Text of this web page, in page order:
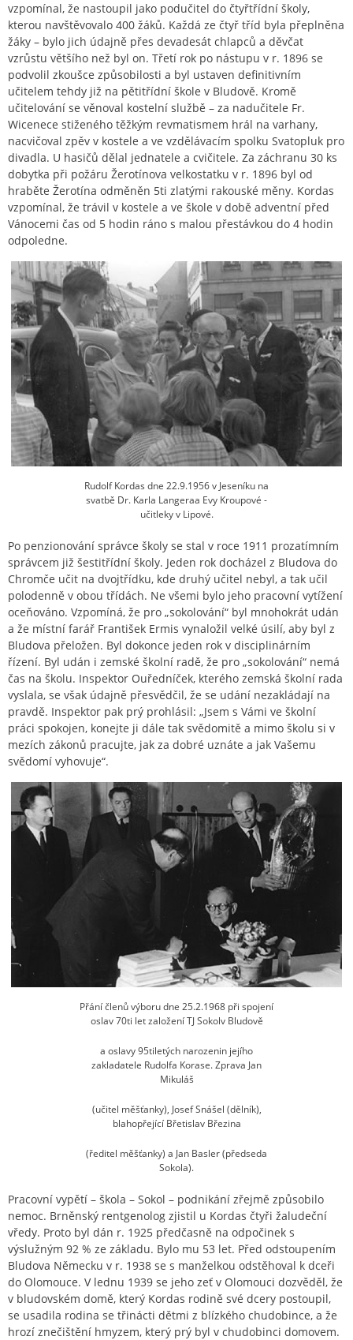
vzpomínal, že nastoupil jako podučitel do čtyřtřídní školy,
kterou navštěvovalo 400 žáků. Každá ze čtyř tříd byla přeplněna
žáky – bylo jich údajně přes devadesát chlapců a děvčat
vzrůstu většího než byl on. Třetí rok po nástupu v r. 1896 se
podvolil zkoušce způsobilosti a byl ustaven definitivním
učitelem tehdy již na pětitřídní škole v Bludově. Kromě
učitelování se věnoval kostelní službě – za nadučitele Fr.
Wicenece stiženého těžkým revmatismem hrál na varhany,
nacvičoval zpěv v kostele a ve vzdělávacím spolku Svatopluk pro
divadla. U hasičů dělal jednatele a cvičitele. Za záchranu 30 ks
dobytka při požáru Žerotínova velkostatku v r. 1896 byl od
hraběte Žerotína odměněn 5ti zlatými rakouské měny. Kordas
vzpomínal, že trávil v kostele a ve škole v době adventní před
Vánocemi čas od 5 hodin ráno s malou přestávkou do 4 hodin
odpoledne.
Rudolf Kordas dne 22.9.1956 v Jeseníku na
svatbě Dr. Karla Langeraa Evy Kroupové -
učitleky v Lipové.
Po penzionování správce školy se stal v roce 1911 prozatímním
správcem již šestitřídní školy. Jeden rok docházel z Bludova do
Chromče učit na dvojtřídku, kde druhý učitel nebyl, a tak učil
polodenně v obou třídách. Ne všemi bylo jeho pracovní vytížení
oceňováno. Vzpomíná, že pro „sokolování“ byl mnohokrát udán
a že místní farář František Ermis vynaložil velké úsilí, aby byl z
Bludova přeložen. Byl dokonce jeden rok v disciplinárním
řízení. Byl udán i zemské školní radě, že pro „sokolování“ nemá
čas na školu. Inspektor Ouředníček, kterého zemská školní rada
vyslala, se však údajně přesvědčil, že se udání nezakládají na
pravdě. Inspektor pak prý prohlásil: „Jsem s Vámi ve školní
práci spokojen, konejte ji dále tak svědomitě a mimo školu si v
mezích zákonů pracujte, jak za dobré uznáte a jak Vašemu
svědomí vyhovuje“.
Přání členů výboru dne 25.2.1968 při spojení
oslav 70ti let založení TJ Sokolv Bludově
a oslavy 95tiletých narozenin jejího
zakladatele Rudolfa Korase. Zprava Jan
Mikuláš
(učitel měšťanky), Josef Snášel (dělník),
blahopřející Břetislav Březina
(ředitel měšťanky) a Jan Basler (předseda
Sokola).
Pracovní vypětí – škola – Sokol – podnikání zřejmě způsobilo
nemoc. Brněnský rentgenolog zjistil u Kordas čtyři žaludeční
vředy. Proto byl dán r. 1925 předčasně na odpočinek s
výslužným 92 % ze základu. Bylo mu 53 let. Před odstoupením
Bludova Německu v r. 1938 se s manželkou odstěhoval k dceři
do Olomouce. V lednu 1939 se jeho zeť v Olomouci dozvěděl, že
v bludovském domě, který Kordas rodině své dcery postoupil,
se usadila rodina se třinácti dětmi z blízkého chudobince, a že
hrozí znečištění hmyzem, který prý byl v chudobinci domovem.